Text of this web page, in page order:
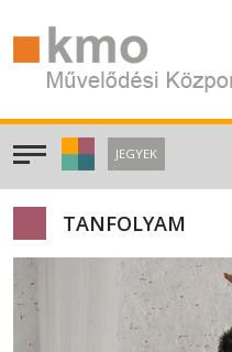
JEGYEK
TANFOLYAM